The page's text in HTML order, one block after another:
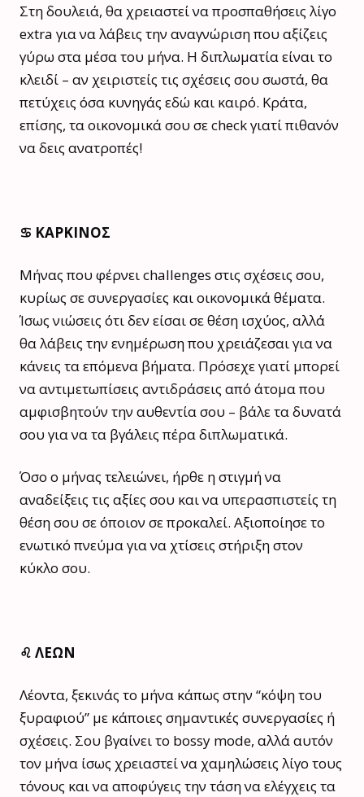
Στη δουλειά, θα χρειαστεί να προσπαθήσεις λίγο
extra για να λάβεις την αναγνώριση που αξίζεις
γύρω στα μέσα του μήνα. Η διπλωματία είναι το
κλειδί – αν χειριστείς τις σχέσεις σου σωστά, θα
πετύχεις όσα κυνηγάς εδώ και καιρό. Κράτα,
επίσης, τα οικονομικά σου σε check γιατί πιθανόν
να δεις ανατροπές!
♋️ ΚΑΡΚΙΝΟΣ
Μήνας που φέρνει challenges στις σχέσεις σου,
κυρίως σε συνεργασίες και οικονομικά θέματα.
Ίσως νιώσεις ότι δεν είσαι σε θέση ισχύος, αλλά
θα λάβεις την ενημέρωση που χρειάζεσαι για να
κάνεις τα επόμενα βήματα. Πρόσεχε γιατί μπορεί
να αντιμετωπίσεις αντιδράσεις από άτομα που
αμφισβητούν την αυθεντία σου – βάλε τα δυνατά
σου για να τα βγάλεις πέρα διπλωματικά.
Όσο ο μήνας τελειώνει, ήρθε η στιγμή να
αναδείξεις τις αξίες σου και να υπερασπιστείς τη
θέση σου σε όποιον σε προκαλεί. Αξιοποίησε το
ενωτικό πνεύμα για να χτίσεις στήριξη στον
κύκλο σου.
♌️ ΛΕΩΝ
Λέοντα, ξεκινάς το μήνα κάπως στην “κόψη του
ξυραφιού” με κάποιες σημαντικές συνεργασίες ή
σχέσεις. Σου βγαίνει το bossy mode, αλλά αυτόν
τον μήνα ίσως χρειαστεί να χαμηλώσεις λίγο τους
τόνους και να αποφύγεις την τάση να ελέγχεις τα